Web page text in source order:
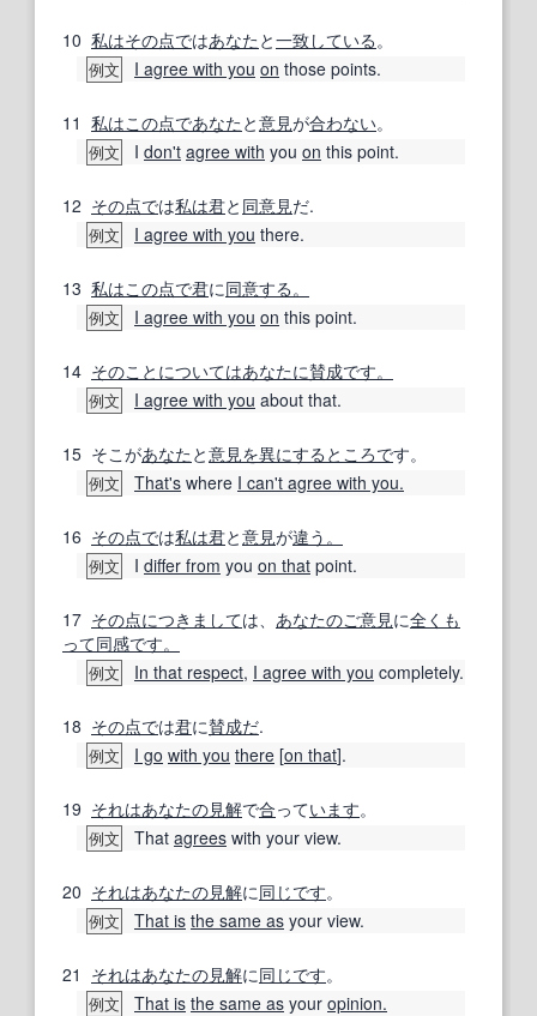
10 私はその点ではあなたと一致している 。
例文 I agree with you on those points.
11 私はこの点であなたと意見が合わない。
例文 I don't agree with you on this point.
12 その点では私は君と 同意見だ.
例文 I agree with you there.
13 私はこの点で君に同意する。
例文 I agree with you on this point.
14 そのこと についてはあなたに賛成です。
例文 I agree with you about that.
15 そこがあなたと意見を異にする ところです。
例文 That's where I can't agree with you.
16 その点では私は君と意見が違う。
例文 I differ from you on that point.
17 その点につき ましては、 あなたのご意見に全く も
って同感です。
例文 In that respect, I agree with you completely.
18 その点では君に賛成だ.
例文 I go with you there [on that].
19 それはあなたの見解で合っています。
例文 That agrees with your view.
20 それはあなたの見解に同じです。
例文 That is the same as your view.
21 それはあなたの見解に同じです。
例文 That is the same as your opinion.